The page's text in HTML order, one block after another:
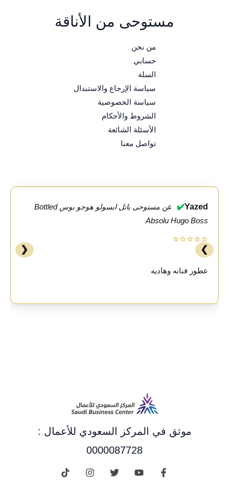
مستوحى من الأناقة
من نحن
حسابي
السلة
سياسة الإرجاع والاستبدال
سياسة الخصوصية
الشروط والأحكام
الأسئلة الشائعة
تواصل معنا
Yazed
✔️ عن
مستوحى باتل ابسولو هوجو بوس Bottled
Absolu Hugo Boss
⭐⭐⭐⭐⭐
عطور فنانه وهاديه
❮ ❯
موثق في المركز السعودي للأعمال :
0000087728